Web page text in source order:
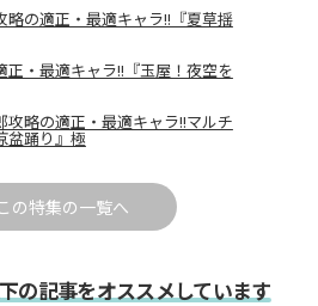
略の適正・最適キャラ!!『夏草揺
・最適キャラ!!『玉屋！夜空を
略の適正・最適キャラ!!マルチ
盆踊り』極
の特集の一覧へ
の記事をオススメしています